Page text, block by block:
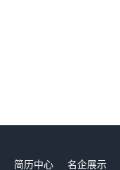
简历中心 名企展示